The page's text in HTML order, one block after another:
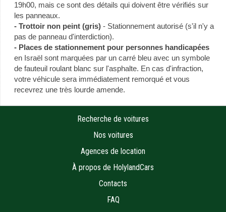
19h00, mais ce sont des détails qui doivent être vérifiés sur
les panneaux.
- Trottoir non peint (gris) - Stationnement autorisé (s'il n'y a
pas de panneau d'interdiction).
- Places de stationnement pour personnes handicapées
en Israël sont marquées par un carré bleu avec un symbole
de fauteuil roulant blanc sur l'asphalte. En cas d'infraction,
votre véhicule sera immédiatement remorqué et vous
recevrez une très lourde amende.
Recherche de voitures
Nos voitures
Agences de location
À propos de HolylandCars
Contacts
FAQ